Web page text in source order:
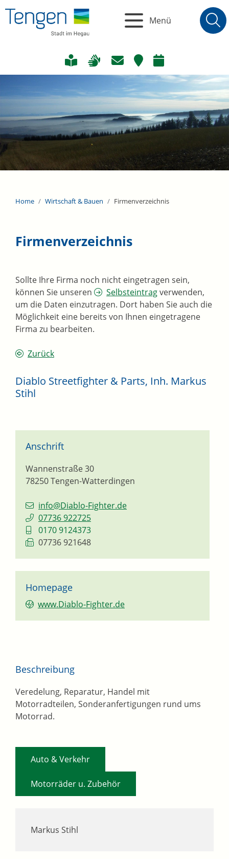
Menü
Home Wirtschaft & Bauen Firmenverzeichnis
Firmenverzeichnis
Sollte Ihre Firma noch nicht eingetragen sein,
können Sie unseren
Selbsteintragverwenden,
um die Daten einzutragen. Dort haben Sie auch die
Möglichkeit eine bereits von Ihnen eingetragene
Firma zu bearbeiten.
Zurück
Diablo Streetfighter & Parts, Inh. Markus
Stihl
Anschrift
Wannenstraße 30
78250Tengen-Watterdingen
info@Diablo-Fighter.de
07736 922725
0170 9124373
07736 921648
Homepage
www.Diablo-Fighter.de
Markus Stihl
Beschreibung
Veredelung, Reparatur, Handel mit
Motorradteilen, Sonderanfertigungen rund ums
Motorrad.
Auto & Verkehr
Motorräder u. Zubehör